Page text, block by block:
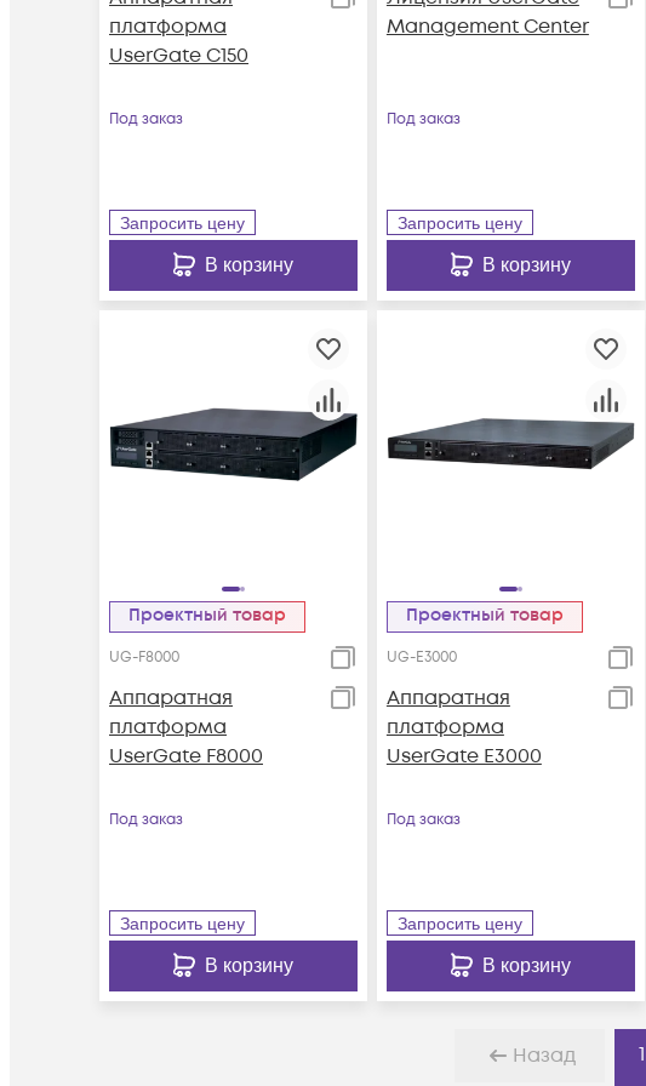
платформа
UserGate С150
Под заказ
Запросить цену
В корзину
Management Center
Под заказ
Запросить цену
В корзину
Проектный товар
UG-F8000
Аппаратная
платформа
UserGate F8000
Под заказ
Запросить цену
В корзину
Проектный товар
UG-E3000
Аппаратная
платформа
UserGate E3000
Под заказ
Запросить цену
В корзину
Назад 1